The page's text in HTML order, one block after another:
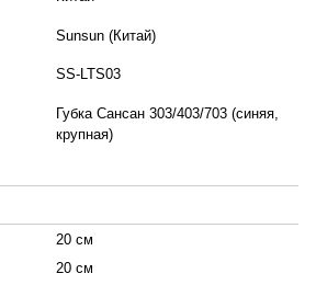
Sunsun (Китай)
SS-LTS03
Губка Сансан 303/403/703 (синяя,
крупная)
20 см
20 см